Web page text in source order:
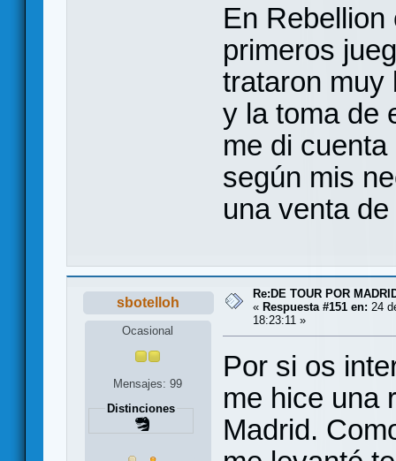
En
primeros
trataron muy
y la toma de
me di
según mis
una venta
sbotelloh
Ocasional
Mensajes: 99
Distinciones
Re:DE TOUR POR
« Respuesta #151 en: 24
18:23:11 »
Por si os
me hice una
Madrid.